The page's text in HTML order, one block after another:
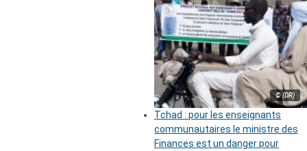
© (DR)
Tchad : pour les enseignants
communautaires le ministre des
Finances est un danger pour